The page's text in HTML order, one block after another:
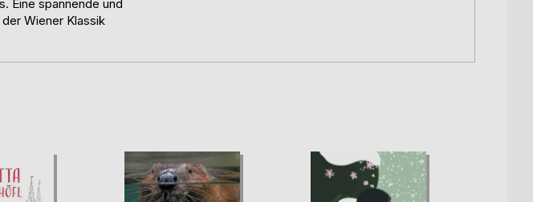
Eine spannende und
Wiener Klassik